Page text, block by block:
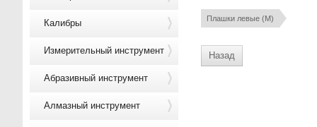
Плашки левые (М)
Назад
Калибры
Измерительный инструмент
Абразивный инструмент
Алмазный инструмент